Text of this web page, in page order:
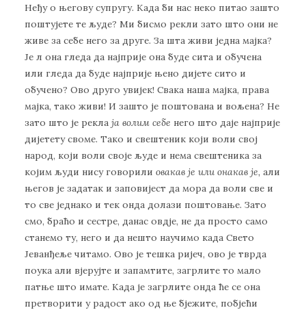
Неђу о његову супругу. Када би нас неко питао зашто
поштујете те људе? Ми бисмо рекли зато што они не
живе за себе него за друге. За шта живи једна мајка?
Је л она гледа да најприје она буде сита и обучена
или гледа да буде најприје њено дијете сито и
обучено? Ово друго увијек! Свака наша мајка, права
мајка, тако живи! И зашто је поштована и вољена? Не
зато што је рекла ја волим себе него што даје најприје
дијетету своме. Тако и свештеник који воли свој
народ, који воли своје људе и нема свештеника за
којим људи нису говорили овакав је или онакав је, али
његов је задатак и заповијест да мора да воли све и
то све једнако и тек онда долази поштовање. Зато
смо, браћо и сестре, данас овдје, не да просто само
станемо ту, него и да нешто научимо када Свето
Јеванђеље читамо. Ово је тешка ријеч, ово је тврда
поука али вјерујте и запамтите, загрлите то мало
патње што имате. Када је загрлите онда ће се она
претворити у радост ако од ње бјежите, побјећи